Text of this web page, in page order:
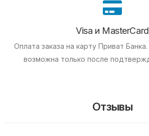
Visa и MasterCard
Оплата заказа на карту Приват Банка.
возможна только после
Отзывы